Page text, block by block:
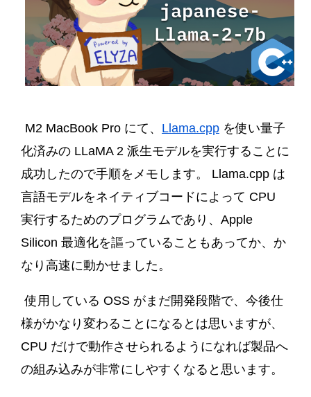
M2 MacBook Pro にて、 Llama.cpp を使い量子
化済みの LLaMA 2 派生モデルを実行することに
成功したので手順をメモします。 Llama.cpp は
言語モデルをネイティブコードによって CPU
実行するためのプログラムであり、Apple
Silicon 最適化を謳っていることもあってか、か
なり高速に動かせました。
使用している OSS がまだ開発段階で、今後仕
様がかなり変わることになるとは思いますが、
CPU だけで動作させられるようになれば製品へ
の組み込みが非常にしやすくなると思います。